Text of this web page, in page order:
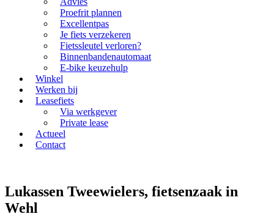
Proefrit plannen
Excellentpas
Je fiets verzekeren
Fietssleutel verloren?
Binnenbandenautomaat
E-bike keuzehulp
Winkel
Werken bij
Leasefiets
Via werkgever
Private lease
Actueel
Contact
Lukassen Tweewielers, fietsenzaak in
Wehl